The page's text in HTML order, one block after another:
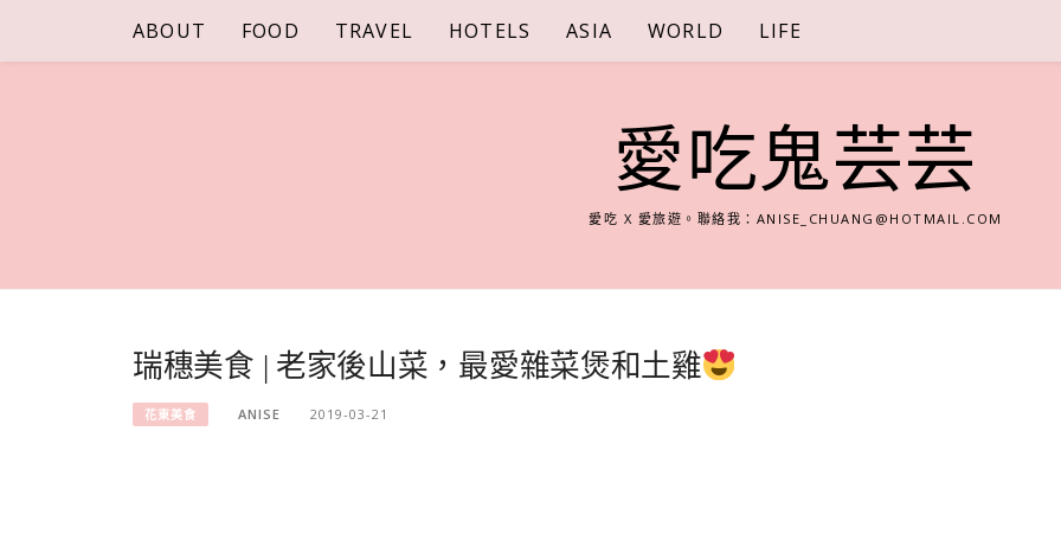
content
ABOUT FOOD TRAVEL HOTELS ASIA WORLD LIFE
愛吃鬼芸芸
愛吃 X 愛旅遊。聯絡我： ANISE_CHUANG@HOTMAIL.COM
瑞穗美食 | 老家後山菜，最愛雜菜煲和土雞
花東美食 ANISE 2019-03-21